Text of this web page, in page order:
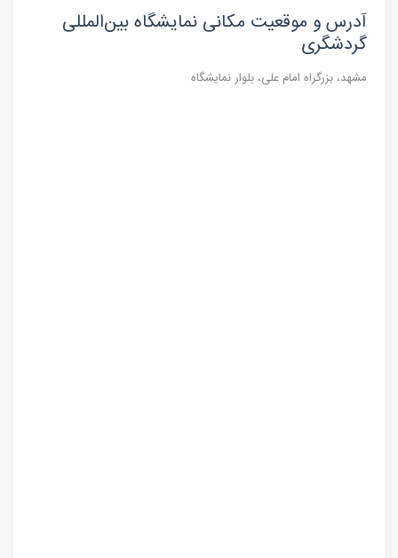
آدرس و موقعیت مکانی نمایشگاه بین‌المللی
گردشگری
مشهد، بزرگراه امام علی، بلوار نمایشگاه